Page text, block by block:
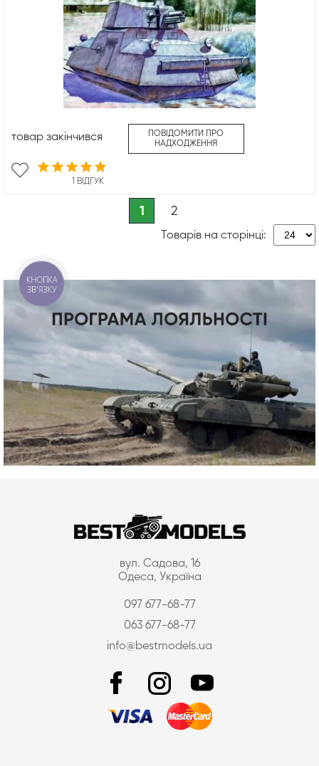
1 ВІДГУК
товар закінчився
ПОВІДОМИТИ ПРО
НАДХОДЖЕННЯ
1 2
Товарів на сторінці:
вул. Садова, 16
Одеса, Україна
097 677-68-77
063 677-68-77
info@bestmodels.ua